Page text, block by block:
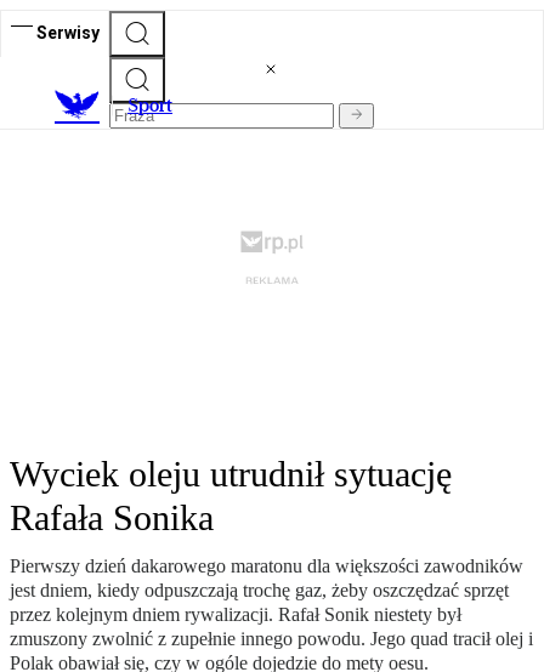
Serwisy
Sport
Wyciek oleju utrudnił sytuację
Rafała Sonika
Pierwszy dzień dakarowego maratonu dla większości zawodników
jest dniem, kiedy odpuszczają trochę gaz, żeby oszczędzać sprzęt
przez kolejnym dniem rywalizacji. Rafał Sonik niestety był
zmuszony zwolnić z zupełnie innego powodu. Jego quad tracił olej i
Polak obawiał się, czy w ogóle dojedzie do mety oesu.